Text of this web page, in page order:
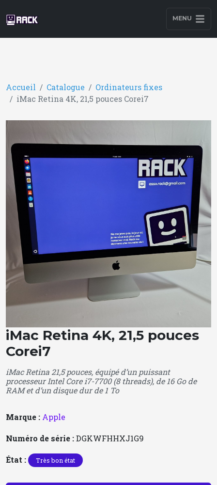
MENU
Accueil Catalogue
Ordinateurs fixes
iMac Retina 4K, 21,5 pouces Corei7
iMac Retina 4K, 21,5 pouces
Corei7
iMac Retina 21,5 pouces, équipé d’un puissant
processeur Intel Core i7-7700 (8 threads), de 16 Go de
RAM et d’un disque dur de 1 To
Marque : Apple
Numéro de série :DGKWFHHXJ1G9
État : Très bon état